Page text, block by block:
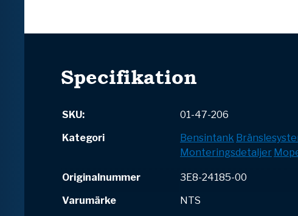
Specifikation
SKU:
01-47-206
Kategori
Bensintank
Monteringsdetaljer
Originalnummer
3E8-24185-00
Varumärke
NTS